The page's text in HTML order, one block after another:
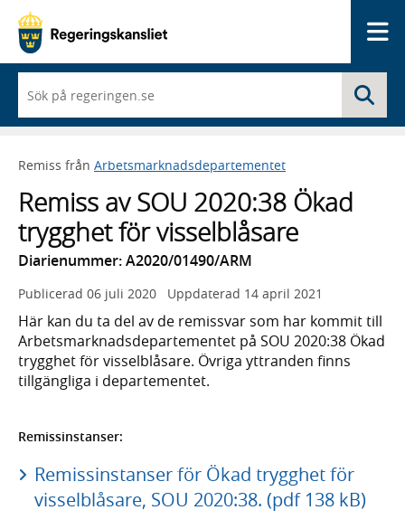
du
börjar
skriva
framträder
lista
med
sökförslag
Remiss från Arbetsmarknadsdepartementet
Remiss av SOU 2020:38 Ökad
trygghet för visselblåsare
Diarienummer: A2020/01490/ARM
Publicerad 06 juli 2020 Uppdaterad 14 april 2021
Här kan du ta del av de remissvar som har kommit till
Arbetsmarknadsdepartementet på SOU 2020:38 Ökad
trygghet för visselblåsare. Övriga yttranden finns
tillgängliga i departementet.
Remissinstanser:
Remissinstanser för Ökad trygghet för
visselblåsare, SOU 2020:38. (pdf 138 kB)